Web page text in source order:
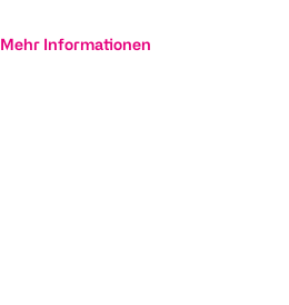
Mehr Informationen